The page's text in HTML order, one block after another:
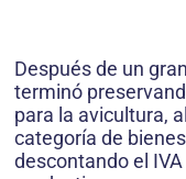
Después de un
terminó
para la avicultura,
categoría de
descontando el